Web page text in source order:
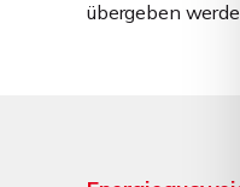
übergeben